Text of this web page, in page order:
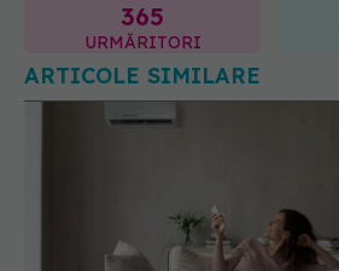
365
URMĂRITORI
ARTICOLE SIMILARE